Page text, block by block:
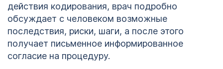
действия кодирования, врач подробно
обсуждает с человеком возможные
последствия, риски, шаги, а после этого
получает письменное информированное
согласие на процедуру.